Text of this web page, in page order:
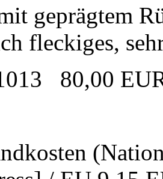
geprägtem
fleckiges,
80,00